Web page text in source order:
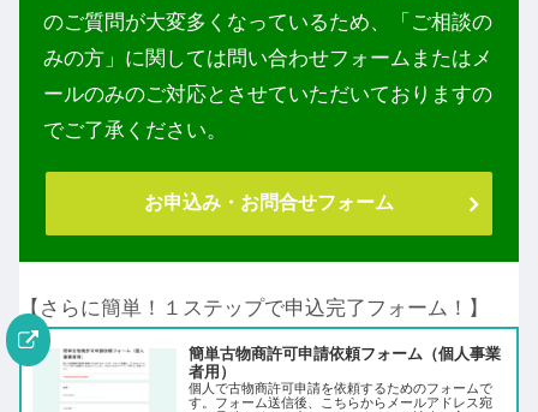
のご質問が大変多くなっているため、「ご相談の
みの方」に関しては問い合わせフォームまたはメ
ールのみのご対応とさせていただいておりますの
でご了承ください。
お申込み・お問合せフォーム
【さらに簡単！１ステップで申込完了フォーム！】
簡単古物商許可申請依頼フォーム（個人事業
者用）
個人で古物商許可申請を依頼するためのフォームで
す。フォーム送信後、こちらからメールアドレス宛